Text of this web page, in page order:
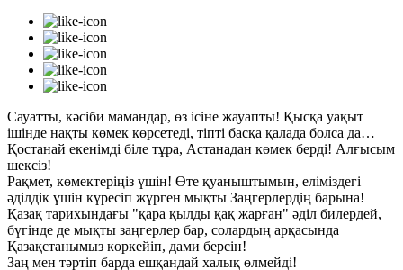
Сауатты, кәсіби мамандар, өз ісіне жауапты! Қысқа уақыт
ішінде нақты көмек көрсетеді, тіпті басқа қалада болса да…
Қостанай екенімді біле тұра, Астанадан көмек берді! Алғысым
шексіз!
Рақмет, көмектеріңіз үшін! Өте қуаныштымын, еліміздегі
әділдік үшін күресіп жүрген мықты Заңгерлердің барына!
Қазақ тарихындағы "қара қылды қақ жарған" әділ билердей,
бүгінде де мықты заңгерлер бар, солардың арқасында
Қазақстанымыз көркейіп, дами берсін!
Заң мен тәртіп барда ешқандай халық өлмейді!